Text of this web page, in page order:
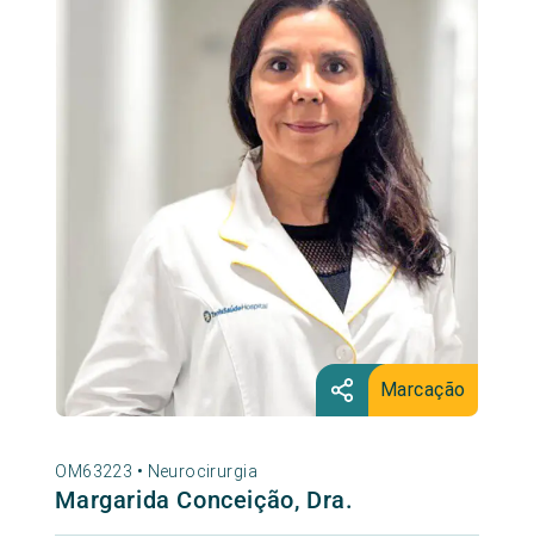
Marcação
OM63223 • Neurocirurgia
Margarida Conceição, Dra.